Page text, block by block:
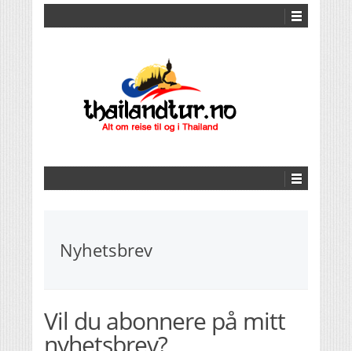
Nyhetsbrev
Vil du abonnere på mitt
nyhetsbrev?